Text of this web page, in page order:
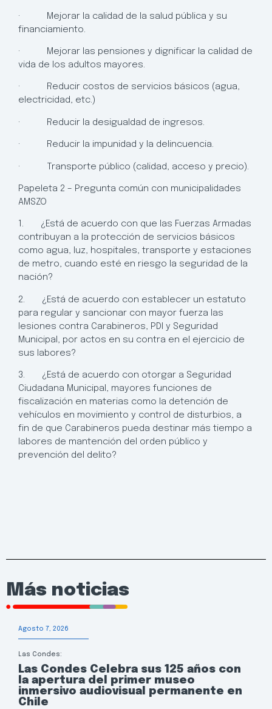
· Mejorar la calidad de la salud pública y su
financiamiento.
· Mejorar las pensiones y dignificar la calidad de
vida de los adultos mayores.
· Reducir costos de servicios básicos (agua,
electricidad, etc.)
· Reducir la desigualdad de ingresos.
· Reducir la impunidad y la delincuencia.
· Transporte público (calidad, acceso y precio).
Papeleta 2 – Pregunta común con municipalidades
AMSZO
1. ¿Está de acuerdo con que las Fuerzas Armadas
contribuyan a la protección de servicios básicos
como agua, luz, hospitales, transporte y estaciones
de metro, cuando esté en riesgo la seguridad de la
nación?
2. ¿Está de acuerdo con establecer un estatuto
para regular y sancionar con mayor fuerza las
lesiones contra Carabineros, PDI y Seguridad
Municipal, por actos en su contra en el ejercicio de
sus labores?
3. ¿Está de acuerdo con otorgar a Seguridad
Ciudadana Municipal, mayores funciones de
fiscalización en materias como la detención de
vehículos en movimiento y control de disturbios, a
fin de que Carabineros pueda destinar más tiempo a
labores de mantención del orden público y
prevención del delito?
Más noticias
Agosto 7, 2026
Las Condes:
Las Condes Celebra sus 125 años con
la apertura del primer museo
inmersivo audiovisual permanente en
Chile